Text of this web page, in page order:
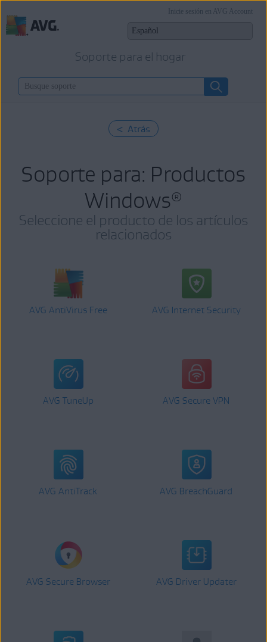
Soporte para el hogar
Inicie sesión en AVG Account
< Atrás
Soporte para: Productos
Windows®
Seleccione el producto de los artículos
relacionados
AVG AntiVirus Free AVG Internet Security
AVG TuneUp AVG Secure VPN
AVG AntiTrack AVG BreachGuard
AVG Secure Browser AVG Driver Updater